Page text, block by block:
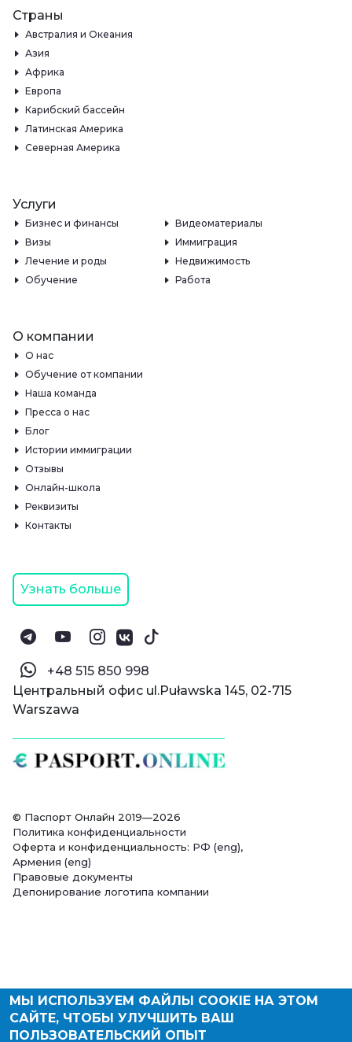
© Паспорт Онлайн 2019—2026
Политика конфиденциальности
Оферта и конфиденциальность: РФ (eng),
Армения (eng)
Правовые документы
Депонирование логотипа компании
Страны
Австралия и Океания
Азия
Африка
Европа
Карибский бассейн
Латинская Америка
Северная Америка
Услуги
Бизнес и финансы
Видеоматериалы
Визы
Иммиграция
Лечение и роды
Недвижимость
Обучение
Работа
О компании
О нас
Обучение от компании
Наша команда
Пресса о нас
Блог
Истории иммиграции
Отзывы
Онлайн-школа
Реквизиты
Контакты
Узнать больше
‪+48 515 850 998‬
Центральный офис ul.Puławska 145, 02-715
Warszawa
МЫ ИСПОЛЬЗУЕМ ФАЙЛЫ COOKIE НА ЭТОМ
САЙТЕ, ЧТОБЫ УЛУЧШИТЬ ВАШ
ПОЛЬЗОВАТЕЛЬСКИЙ ОПЫТ